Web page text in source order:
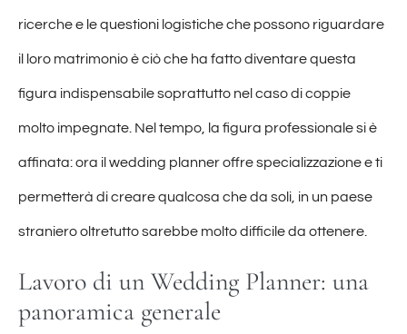
ricerche e le questioni logistiche che possono riguardare
il loro matrimonio è ciò che ha fatto diventare questa
figura indispensabile soprattutto nel caso di coppie
molto impegnate. Nel tempo, la figura professionale si è
affinata: ora il wedding planner offre specializzazione e ti
permetterà di creare qualcosa che da soli, in un paese
straniero oltretutto sarebbe molto difficile da ottenere.
Lavoro di un Wedding Planner: una
panoramica generale